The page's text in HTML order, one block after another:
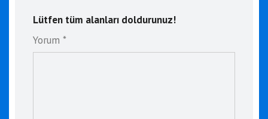
Lütfen tüm alanları doldurunuz!
Yorum *